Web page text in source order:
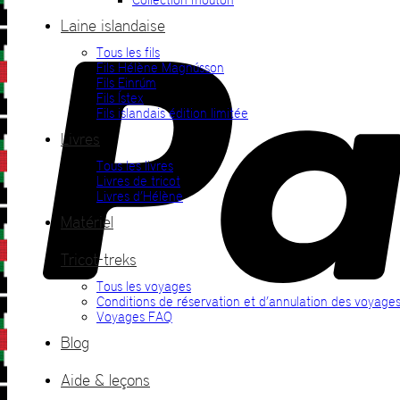
Laine islandaise
Tous les fils
Fils Hélène Magnússon
Fils Einrúm
Fils Ístex
Fils islandais édition limitée
Livres
Tous les livres
Livres de tricot
Livres d’Hélène
Matériel
Tricot-treks
Tous les voyages
Conditions de réservation et d’annulation des voyages
Voyages FAQ
Blog
Aide & leçons